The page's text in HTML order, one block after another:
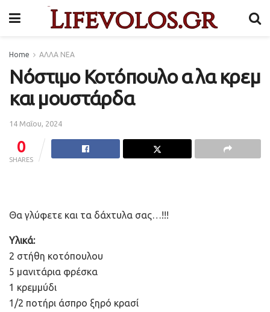
Home ΑΛΛΑ ΝΕΑ
Νόστιμο Κοτόπουλο α λα κρεμ
και μουστάρδα
14 Μαΐου, 2024
0
SHARES
Θα γλύφετε και τα δάχτυλα σας…!!!
Υλικά:
2 στήθη κοτόπουλου
5 μανιτάρια φρέσκα
1 κρεμμύδι
1/2 ποτήρι άσπρο ξηρό κρασί